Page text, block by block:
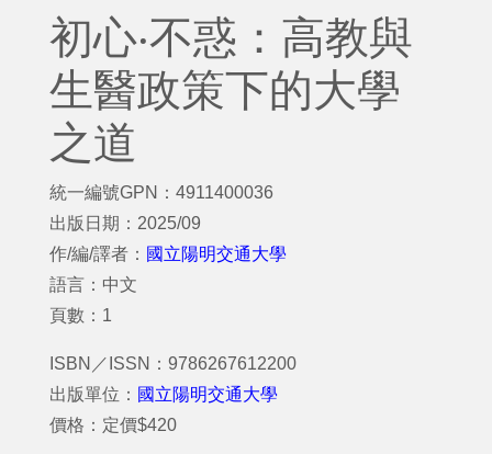
初心‧不惑：高教與
生醫政策下的大學
之道
統一編號GPN：4911400036
出版日期：2025/09
作/編/譯者： 國立陽明交通大學
語言：中文
頁數：1
ISBN／ISSN：9786267612200
出版單位： 國立陽明交通大學
價格：定價$420